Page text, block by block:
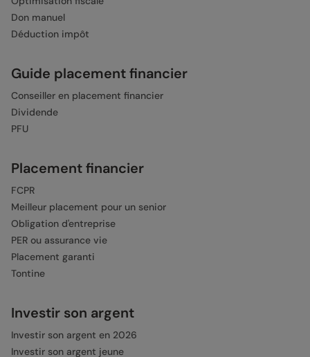
Don manuel
Déduction impôt
Guide placement financier
Conseiller en placement financier
Dividende
PFU
Placement financier
FCPR
Meilleur placement pour un senior
Obligation d'entreprise
PER ou assurance vie
Placement garanti
Tontine
Investir son argent
Investir son argent en 2026
Investir son argent jeune